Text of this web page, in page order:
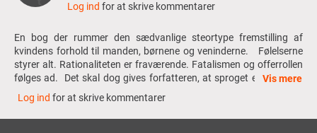
Log ind for at skrive kommentarer
En bog der rummer den sædvanlige steortype fremstilling af
kvindens forhold til manden, børnene og veninderne. Følelserne
styrer alt. Rationaliteten er fraværende. Fatalismen og offerrollen
følges ad. Det skal dog gives forfatteren, at sproget er flydende,
og læseren fastholdes i spændingen om en meningsfuld
forløsning af novellens substans. Novellerne afsluttes dog
uforløste til tider med et måbende spørgsmål til handlingens
Vis mere
Log ind for at skrive kommentarer